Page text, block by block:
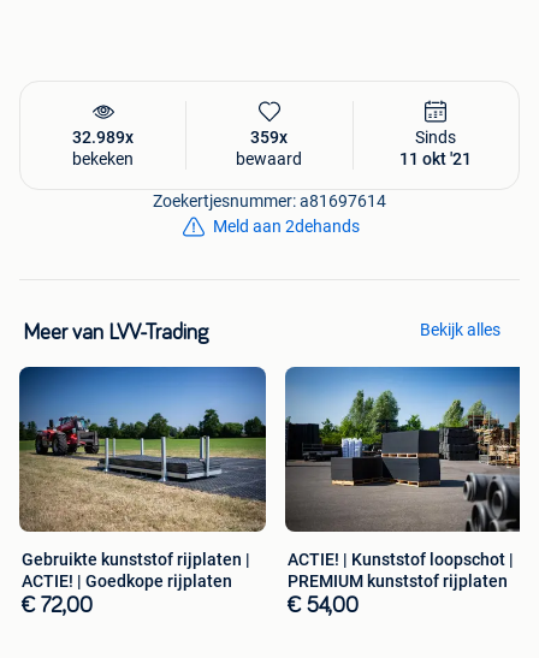
32.989x
bekeken
359x
bewaard
Sinds
11 okt '21
Zoekertjesnummer: a81697614
Meld aan 2dehands
Meer van LVV-Trading Bekijk alles
Gebruikte kunststof rijplaten |
ACTIE! | Goedkope rijplaten
€ 72,00
ACTIE! | Kunststof loopschot |
PREMIUM kunststof rijplaten
€ 54,00